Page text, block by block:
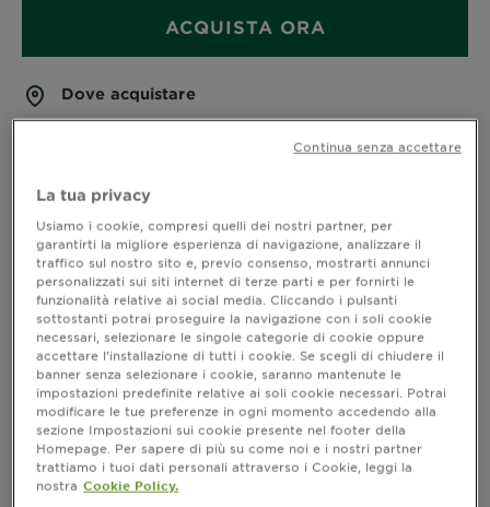
ACQUISTA ORA
Dove acquistare
INFORMAZIONI PRODOTTO
CLOSE SUBPANEL
INGREDIENTI
CLOSE SUBPANEL
RISULTATI
CLOSE SUBPANEL
La tua privacy
Usiamo i cookie, compresi quelli dei nostri partner, per
garantirti la migliore esperienza di navigazione, analizzare il
traffico sul nostro sito e, previo consenso, mostrarti annunci
personalizzati sui siti internet di terze parti e per fornirti le
funzionalità relative ai social media. Cliccando i pulsanti
sottostanti potrai proseguire la navigazione con i soli cookie
necessari, selezionare le singole categorie di cookie oppure
accettare l’installazione di tutti i cookie. Se scegli di chiudere il
banner senza selezionare i cookie, saranno mantenute le
impostazioni predefinite relative ai soli cookie necessari. Potrai
modificare le tue preferenze in ogni momento accedendo alla
sezione Impostazioni sui cookie presente nel footer della
Homepage. Per sapere di più su come noi e i nostri partner
trattiamo i tuoi dati personali attraverso i Cookie, leggi la
nostra Cookie Policy.
Continua senza accettare